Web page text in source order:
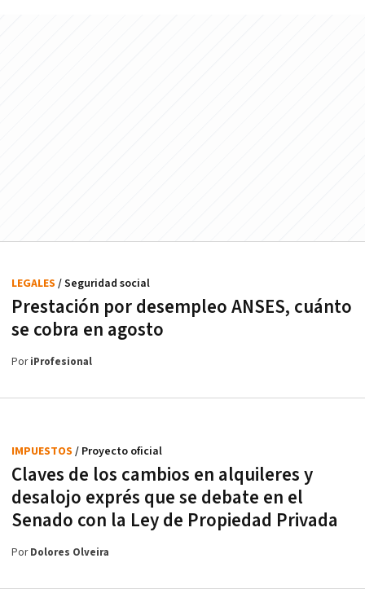
Prestación por desempleo ANSES, cuánto
se cobra en agosto
LEGALES / Seguridad social
PoriProfesional
Claves de los cambios en alquileres y
desalojo exprés que se debate en el
Senado con la Ley de Propiedad Privada
IMPUESTOS / Proyecto oficial
PorDolores Olveira